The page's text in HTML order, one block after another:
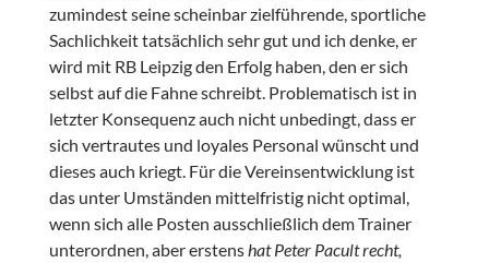
zumindest seine scheinbar zielführende, sportliche
Sachlichkeit tatsächlich sehr gut und ich denke, er
wird mit RB Leipzig den Erfolg haben, den er sich
selbst auf die Fahne schreibt. Problematisch ist in
letzter Konsequenz auch nicht unbedingt, dass er
sich vertrautes und loyales Personal wünscht und
dieses auch kriegt. Für die Vereinsentwicklung ist
das unter Umständen mittelfristig nicht optimal,
wenn sich alle Posten ausschließlich dem Trainer
unterordnen, aber erstenshat Peter Pacult recht,